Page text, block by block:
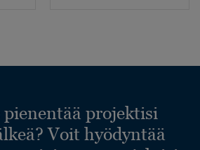
projektisi
Voit hyödyntää